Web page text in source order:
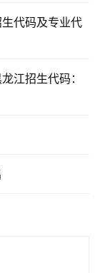
代码及专业代
江招生代码：